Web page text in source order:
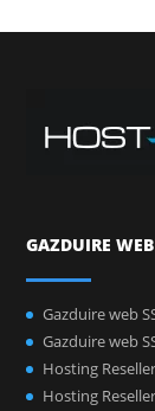
GAZDUIRE WEB
Gazduire web
Gazduire web
Hosting
Hosting